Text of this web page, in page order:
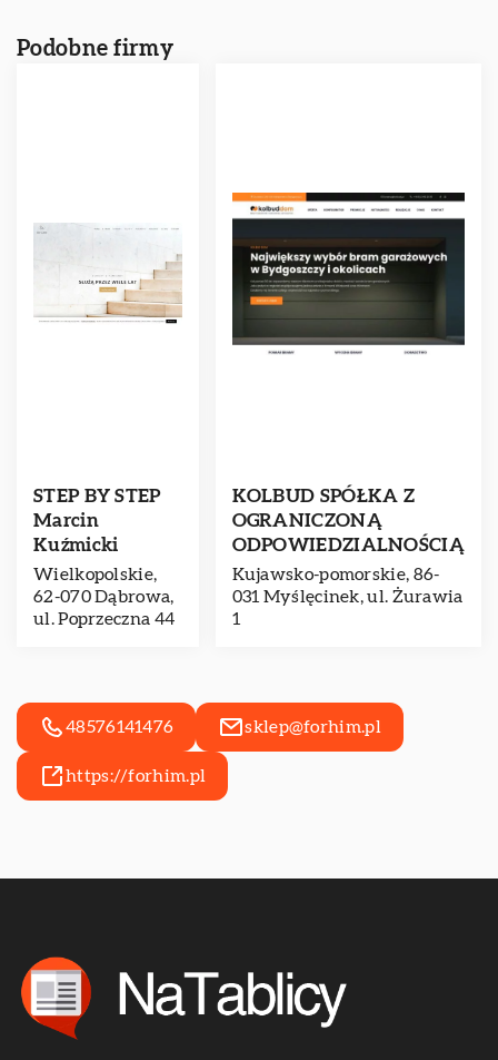
Podobne firmy
STEP BY STEP
Marcin
Kuźmicki
Wielkopolskie,
62-070 Dąbrowa,
ul. Poprzeczna 44
KOLBUD SPÓŁKA Z
OGRANICZONĄ
ODPOWIEDZIALNOŚCIĄ
Kujawsko-pomorskie, 86-
031 Myślęcinek, ul. Żurawia
1
48576141476 sklep@forhim.pl
https://forhim.pl